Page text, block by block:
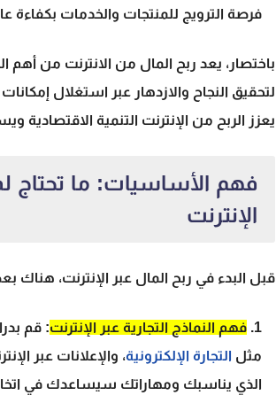
فرصة الترويج للمنتجات والخدمات بكفاءة
باختصار، يعد ربح المال من الانترنت من أهم
لتحقيق النجاح والازدهار عبر استغلال
يعزز الربح من الإنترنت التنمية
فهم الأساسيات: ما تحتاج
الإنترنت
قبل البدء في ربح المال عبر الإنترنت،
فهم النماذج التجارية عبر الإنترنت: قم
مثل التجارة الإلكترونية، والإعلانات عبر
الذي يناسبك ومهاراتك سيساعدك في